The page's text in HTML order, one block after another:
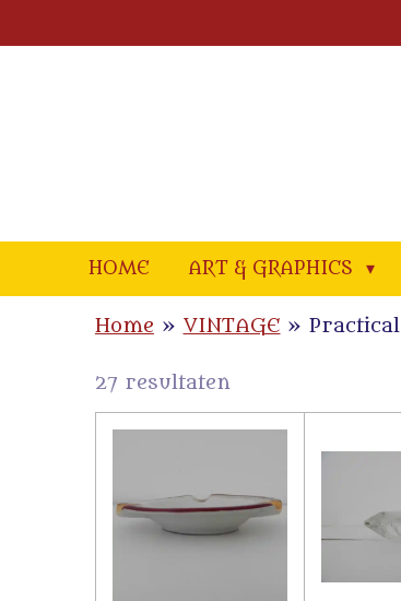
direct
HOME ART & GRAPHICS
Home » VINTAGE » Practical
27 resultaten